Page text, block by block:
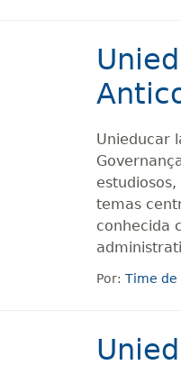
Unieducar
temas
conhecida
Por: Time de